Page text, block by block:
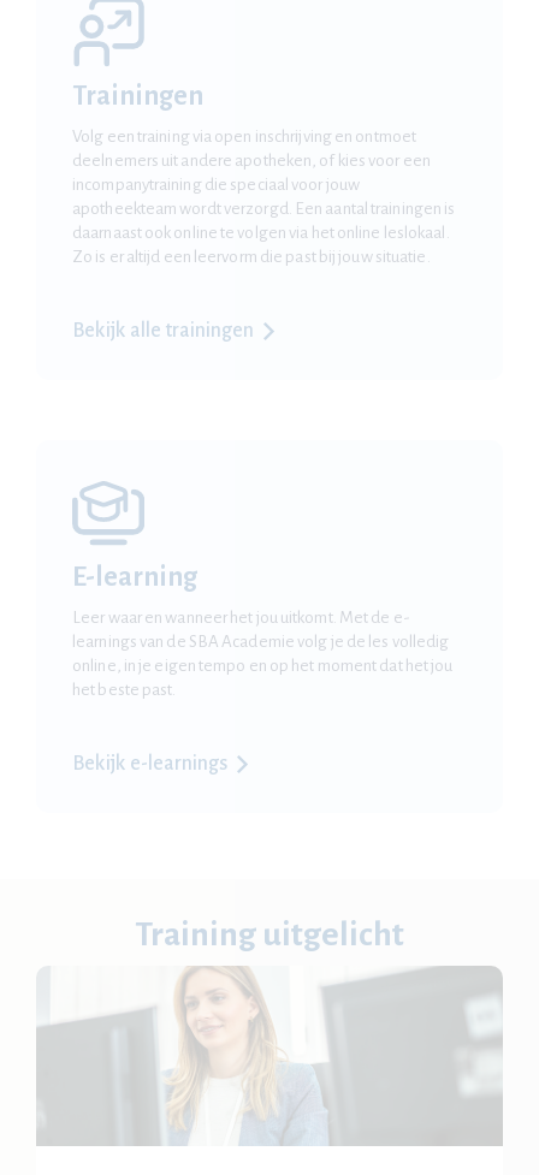
Trainingen
Volg een training via open inschrijving en ontmoet
deelnemers uit andere apotheken, of kies voor een
incompanytraining die speciaal voor jouw
apotheekteam wordt verzorgd. Een aantal trainingen is
daarnaast ook online te volgen via het online leslokaal.
Zo is er altijd een leervorm die past bij jouw situatie.
Bekijk alle trainingen
E-learning
Leer waar en wanneer het jou uitkomt. Met de e-
learnings van de SBA Academie volg je de les volledig
online, in je eigen tempo en op het moment dat het jou
het beste past.
Bekijk e-learnings
Training uitgelicht